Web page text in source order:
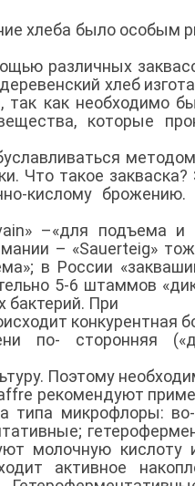
хлеба было особым
различных
хлеб
так как необходимо
которые
Что такое
кислому
–«для подъема и
– «Sauerteig»
в России
5-6 штаммов
бактерий. При
конкурентная
по- сторонняя
Поэтому
рекомендуют
типа микрофлоры:
молочную кислоту
активное